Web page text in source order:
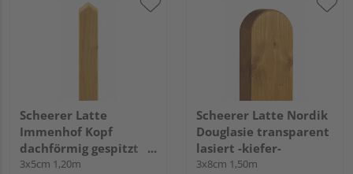
Scheerer Latte
Immenhof Kopf
dachförmig gespitzt
transparent lasiert -
3x5cm 1,20m
Scheerer Latte Nordik
Douglasie transparent
lasiert -kiefer-
3x8cm 1,50m